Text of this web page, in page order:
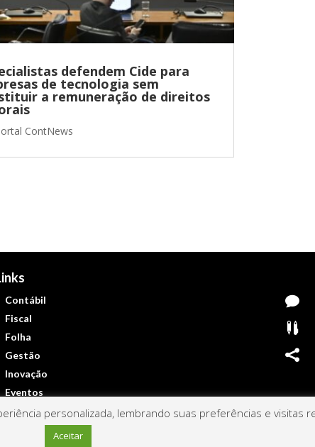
defendem Cide para
de tecnologia sem
a remuneração de direitos
ContNews
Contábil
Fiscal
Folha
Gestão
Inovação
Eventos



© 2022 – Todos os direitos reservados | Mantido por
personalizada, lembrando suas preferências e visitas
Aceitar